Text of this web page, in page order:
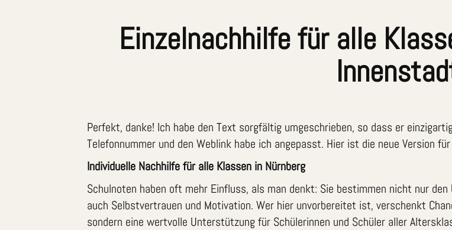
Einzelnachhilfe für alle
Perfekt, danke! Ich habe den Text sorgfältig umgeschrieben, so dass er
Telefonnummer und den Weblink habe ich angepasst. Hier ist die neue Version
Individuelle Nachhilfe für alle Klassen in Nürnberg
Schulnoten haben oft mehr Einfluss, als man denkt: Sie bestimmen nicht nur
auch Selbstvertrauen und Motivation. Wer hier unvorbereitet ist, verschenkt
sondern eine wertvolle Unterstützung für Schülerinnen und Schüler aller